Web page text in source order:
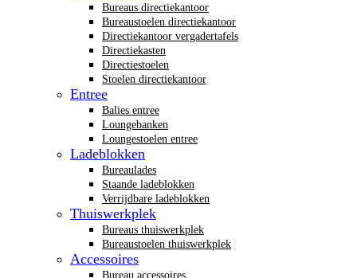
Bureaus directiekantoor
Bureaustoelen directiekantoor
Directiekantoor vergadertafels
Directiekasten
Directiestoelen
Stoelen directiekantoor
Entree
Balies entree
Loungebanken
Loungestoelen entree
Ladeblokken
Bureaulades
Staande ladeblokken
Verrijdbare ladeblokken
Thuiswerkplek
Bureaus thuiswerkplek
Bureaustoelen thuiswerkplek
Accessoires
Bureau accessoires